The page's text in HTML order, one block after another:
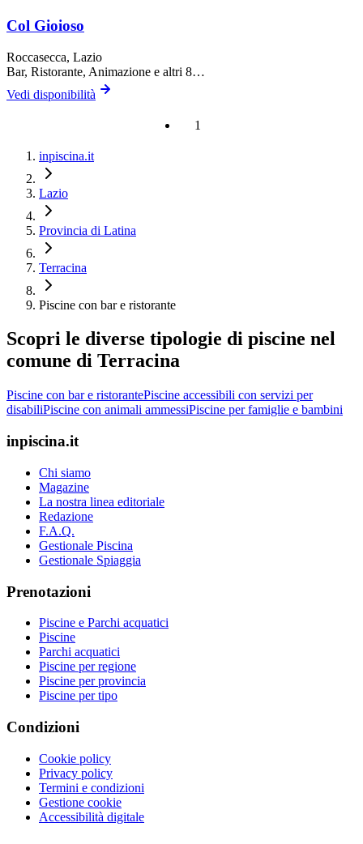
Col Gioioso
Roccasecca, Lazio
Bar, Ristorante, Animazione e altri 8…
Vedi disponibilità
1
inpiscina.it
Lazio
Provincia di Latina
Terracina
Piscine con bar e ristorante
Scopri le diverse tipologie di piscine nel
comune di Terracina
Piscine con bar e ristorantePiscine accessibili con servizi per
disabiliPiscine con animali ammessiPiscine per famiglie e bambini
inpiscina.it
Chi siamo
Magazine
La nostra linea editoriale
Redazione
F.A.Q.
Gestionale Piscina
Gestionale Spiaggia
Prenotazioni
Piscine e Parchi acquatici
Piscine
Parchi acquatici
Piscine per regione
Piscine per provincia
Piscine per tipo
Condizioni
Cookie policy
Privacy policy
Termini e condizioni
Gestione cookie
Accessibilità digitale